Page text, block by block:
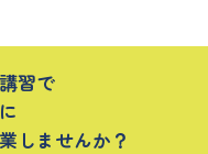
習で
しませんか？